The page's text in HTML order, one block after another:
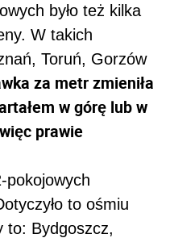
było też kilka
W takich
Toruń, Gorzów
za metr zmieniła
w górę lub w
prawie
pokojowych
to ośmiu
to: Bydgoszcz,